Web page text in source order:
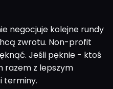
negocjuje kolejne rundy
zwrotu. Non-profit
Jeśli pęknie - ktoś
razem z lepszym
terminy.